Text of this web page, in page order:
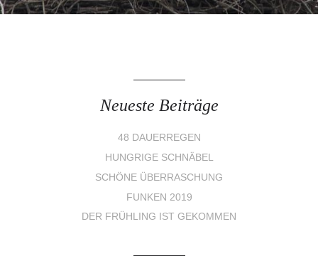
Neueste Beiträge
48 DAUERREGEN
HUNGRIGE SCHNÄBEL
SCHÖNE ÜBERRASCHUNG
FUNKEN 2019
DER FRÜHLING IST GEKOMMEN